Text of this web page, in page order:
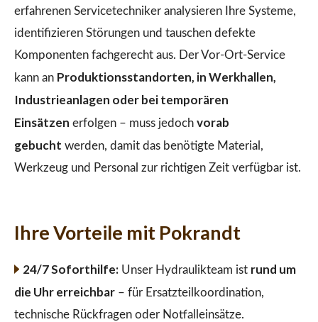
erfahrenen Servicetechniker analysieren Ihre Systeme,
identifizieren Störungen und tauschen defekte
Komponenten fachgerecht aus. Der Vor-Ort-Service
kann an Produktionsstandorten, in Werkhallen,
Industrieanlagen oder bei temporären
Einsätzen erfolgen – muss jedoch vorab
gebucht werden, damit das benötigte Material,
Werkzeug und Personal zur richtigen Zeit verfügbar ist.
Ihre Vorteile mit Pokrandt
24/7 Soforthilfe:Unser Hydraulikteam ist rund um
die Uhr erreichbar – für Ersatzteilkoordination,
technische Rückfragen oder Notfalleinsätze.